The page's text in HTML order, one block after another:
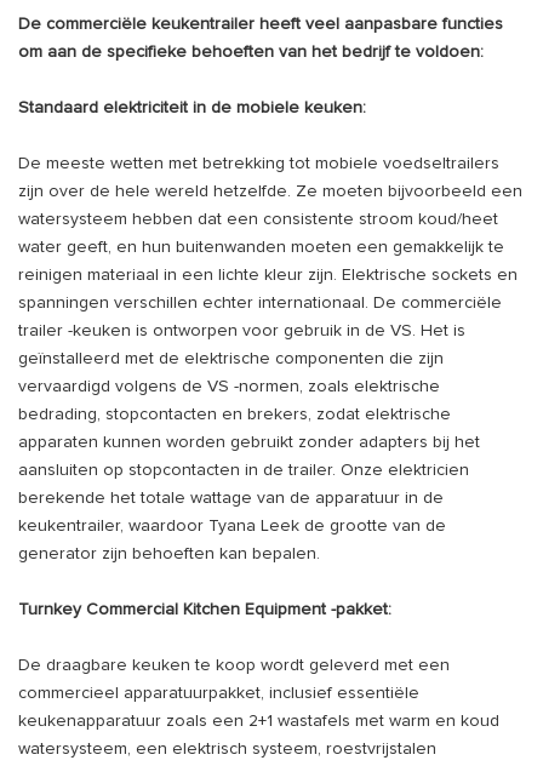
De commerciële keukentrailer heeft veel aanpasbare functies
om aan de specifieke behoeften van het bedrijf te voldoen:
Standaard elektriciteit in de mobiele keuken:
De meeste wetten met betrekking tot mobiele voedseltrailers
zijn over de hele wereld hetzelfde. Ze moeten bijvoorbeeld een
watersysteem hebben dat een consistente stroom koud/heet
water geeft, en hun buitenwanden moeten een gemakkelijk te
reinigen materiaal in een lichte kleur zijn. Elektrische sockets en
spanningen verschillen echter internationaal. De commerciële
trailer -keuken is ontworpen voor gebruik in de VS. Het is
geïnstalleerd met de elektrische componenten die zijn
vervaardigd volgens de VS -normen, zoals elektrische
bedrading, stopcontacten en brekers, zodat elektrische
apparaten kunnen worden gebruikt zonder adapters bij het
aansluiten op stopcontacten in de trailer. Onze elektricien
berekende het totale wattage van de apparatuur in de
keukentrailer, waardoor Tyana Leek de grootte van de
generator zijn behoeften kan bepalen.
Turnkey Commercial Kitchen Equipment -pakket:
De draagbare keuken te koop wordt geleverd met een
commercieel apparatuurpakket, inclusief essentiële
keukenapparatuur zoals een 2+1 wastafels met warm en koud
watersysteem, een elektrisch systeem, roestvrijstalen